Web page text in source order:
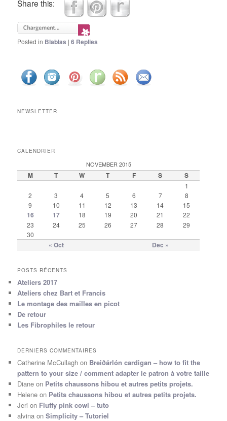
Share this:
Posted in Blablas |6 Replies
NEWSLETTER
CALENDRIER
NOVEMBER 2015
M T W T F S S
« Oct Dec »
1
2
3 4 5 6 7
8
9
10 11 12 13 14 15
16 17 18 19 20 21
22
23
24 25 26 27 28
29
30
POSTS RÉCENTS
Ateliers 2017
Ateliers chez Bart et Francis
Le montage des mailles en picot
De retour
Les Fibrophiles le retour
DERNIERS COMMENTAIRES
Catherine McCullagh on Breiðárlón cardigan – how to fit the
pattern to your size / comment adapter le patron à votre taille
Diane on Petits chaussons hibou et autres petits projets.
Helene on Petits chaussons hibou et autres petits projets.
Jeri on Fluffy pink cowl – tuto
alvina onSimplicity – Tutoriel